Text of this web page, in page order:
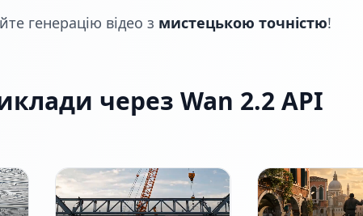
генерацію відео з мистецькою точністю!
через Wan 2.2 API